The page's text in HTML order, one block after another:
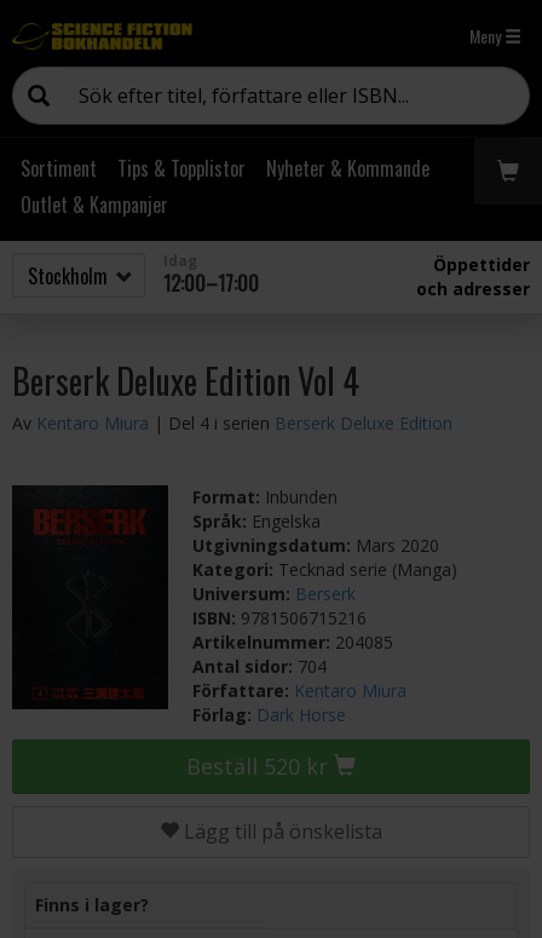
Meny
Sortiment Tips & Topplistor
Nyheter & Kommande
Outlet & Kampanjer
12:00–17:00
Öppettider
och adresser
Berserk Deluxe Edition Vol 4
Av Kentaro Miura | Del 4 i serien Berserk Deluxe Edition
Format: Inbunden
Språk: Engelska
Utgivningsdatum: Mars 2020
Kategori: Tecknad serie (Manga)
Universum: Berserk
ISBN: 9781506715216
Artikelnummer: 204085
Antal sidor: 704
Författare: Kentaro Miura
Förlag: Dark Horse
Beställ 520 kr
Lägg till på önskelista
Finns i lager?